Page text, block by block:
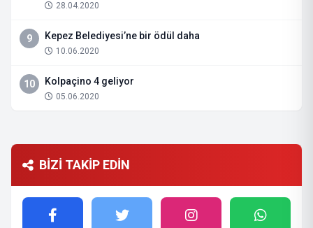
28.04.2020
9 Kepez Belediyesi’ne bir ödül daha
10.06.2020
10 Kolpaçino 4 geliyor
05.06.2020
BİZİ TAKİP EDİN